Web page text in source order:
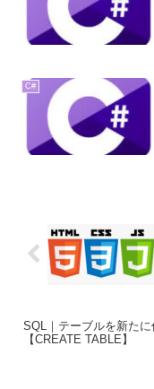
C#
SQL｜テーブルを新たに
【CREATE TABLE】